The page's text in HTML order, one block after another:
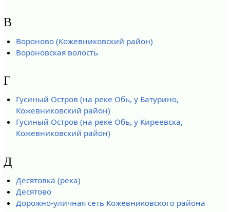
В
Вороново (Кожевниковский район)
Вороновская волость
Г
Гусиный Остров (на реке Обь, у Батурино,
Кожевниковский район)
Гусиный Остров (на реке Обь, у Киреевска,
Кожевниковский район)
Д
Десятовка (река)
Десятово
Дорожно-уличная сеть Кожевниковского района